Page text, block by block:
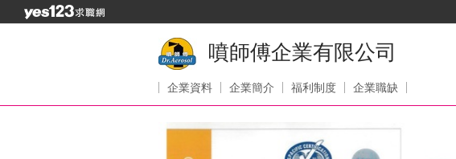
噴師傅企業有限公司
企業資料 企業簡介 福利制度 企業職缺